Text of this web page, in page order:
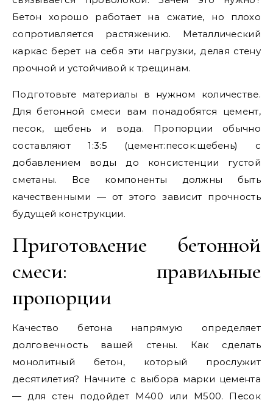
Бетон хорошо работает на сжатие, но плохо
сопротивляется растяжению. Металлический
каркас берет на себя эти нагрузки, делая стену
прочной и устойчивой к трещинам.
Подготовьте материалы в нужном количестве.
Для бетонной смеси вам понадобятся цемент,
песок, щебень и вода. Пропорции обычно
составляют 1:3:5 (цемент:песок:щебень) с
добавлением воды до консистенции густой
сметаны. Все компоненты должны быть
качественными — от этого зависит прочность
будущей конструкции.
Приготовление бетонной
смеси: правильные
пропорции
Качество бетона напрямую определяет
долговечность вашей стены. Как сделать
монолитный бетон, который прослужит
десятилетия? Начните с выбора марки цемента
— для стен подойдет М400 или М500. Песок